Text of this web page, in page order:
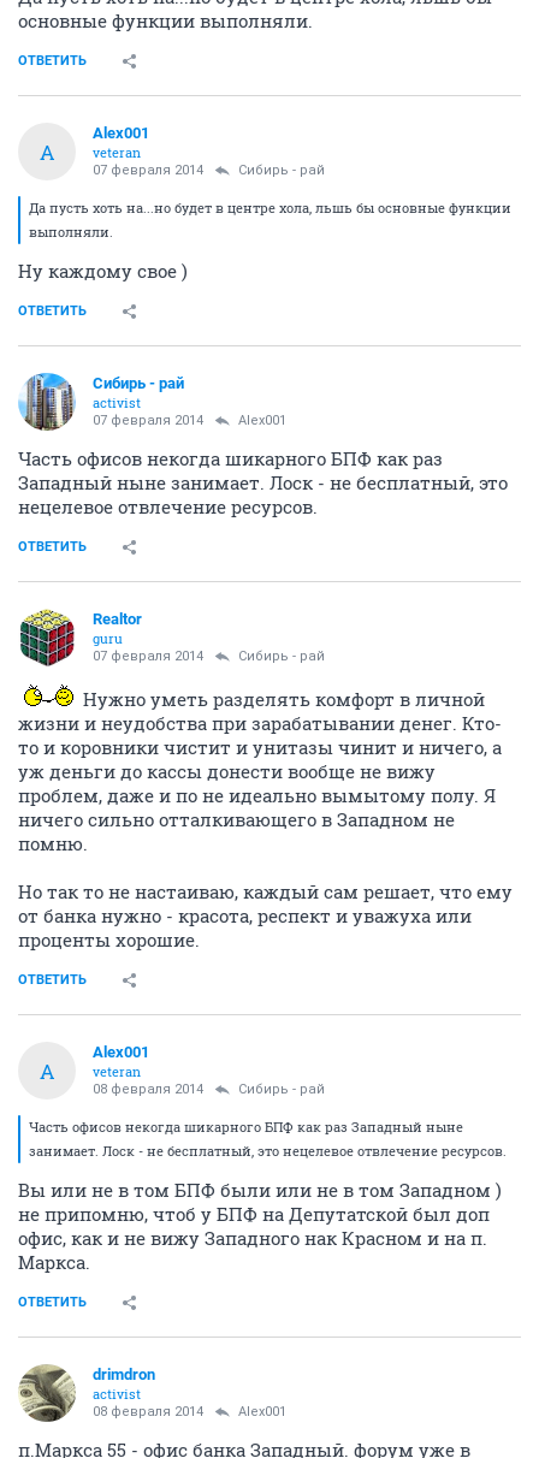
основные функции выполняли.
ОТВЕТИТЬ
A
Alex001
veteran
07 февраля 2014 Сибирь - рай
Да пусть хоть на...но будет в центре хола, льшь бы основные функции
выполняли.
Ну каждому свое )
ОТВЕТИТЬ
Сибирь - рай
activist
07 февраля 2014 Alex001
Часть офисов некогда шикарного БПФ как раз
Западный ныне занимает. Лоск - не бесплатный, это
нецелевое отвлечение ресурсов.
ОТВЕТИТЬ
Realtor
guru
07 февраля 2014 Сибирь - рай
Нужно уметь разделять комфорт в личной
жизни и неудобства при зарабатывании денег. Кто-
то и коровники чистит и унитазы чинит и ничего, а
уж деньги до кассы донести вообще не вижу
проблем, даже и по не идеально вымытому полу. Я
ничего сильно отталкивающего в Западном не
помню.
Но так то не настаиваю, каждый сам решает, что ему
от банка нужно - красота, респект и уважуха или
проценты хорошие.
ОТВЕТИТЬ
A
Alex001
veteran
08 февраля 2014 Сибирь - рай
Часть офисов некогда шикарного БПФ как раз Западный ныне
занимает. Лоск - не бесплатный, это нецелевое отвлечение ресурсов.
Вы или не в том БПФ были или не в том Западном )
не припомню, чтоб у БПФ на Депутатской был доп
офис, как и не вижу Западного нак Красном и на п.
Маркса.
ОТВЕТИТЬ
drimdron
activist
08 февраля 2014 Alex001
п.Маркса 55 - офис банка Западный. форум уже в